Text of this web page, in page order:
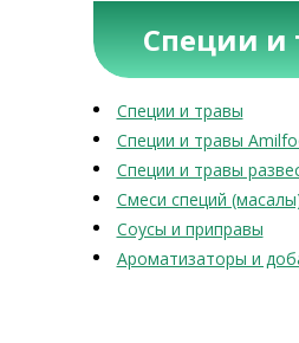
Специи и
Специи и травы
Специи и травы
Специи и травы
Смеси специй
Соусы и приправы
Ароматизаторы и